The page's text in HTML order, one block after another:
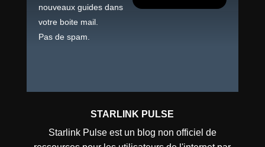
nouveaux guides dans
votre boite mail.
Pas de spam.
STARLINK PULSE
Starlink Pulse est un blog non officiel de